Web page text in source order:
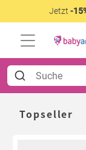
Jetzt -
Topseller